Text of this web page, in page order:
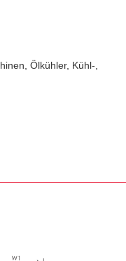
Ölkühler, Kühl-,